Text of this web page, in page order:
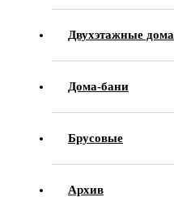
Двухэтажные дома
Дома-бани
Брусовые
Архив